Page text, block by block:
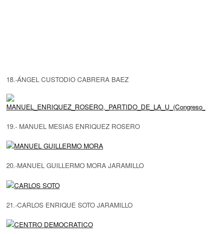
18.-ÁNGEL CUSTODIO CABRERA BAEZ
19.- MANUEL MESIAS ENRIQUEZ ROSERO
20.-MANUEL GUILLERMO MORA JARAMILLO
21.-CARLOS ENRIQUE SOTO JARAMILLO